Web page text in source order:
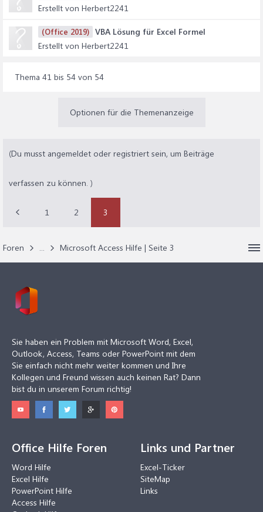
Erstellt von Herbert2241
(Office 2019) VBA Lösung für Excel Formel
Erstellt von Herbert2241
Thema 41 bis 54 von 54
Optionen für die Themenanzeige
(Du musst angemeldet oder registriert sein, um Beiträge
verfassen zu können. )
1 2 3
Foren ... Microsoft Access Hilfe | Seite 3
Sie haben ein Problem mit Microsoft Word, Excel,
Outlook, Access, Teams oder PowerPoint mit dem
Sie einfach nicht mehr weiter kommen und Ihre
Kollegen und Freund wissen auch keinen Rat? Dann
bist du in unserem Forum richtig!
Office Hilfe Foren
Word Hilfe
Excel Hilfe
PowerPoint Hilfe
Access Hilfe
Links und Partner
Excel-Ticker
SiteMap
Links